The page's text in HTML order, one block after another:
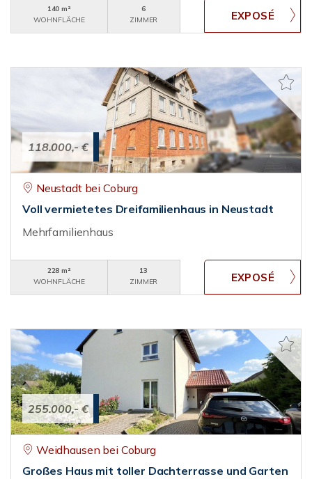
140 m²
WOHNFLÄCHE
6
ZIMMER
118.000,- €
Neustadt bei Coburg
Voll vermietetes Dreifamilienhaus in Neustadt
Mehrfamilienhaus
228 m²
WOHNFLÄCHE
13
ZIMMER
255.000,- €
Weidhausen bei Coburg
Großes Haus mit toller Dachterrasse und Garten